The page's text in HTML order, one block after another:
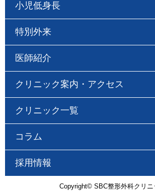
小児低身長
特別外来
医師紹介
クリニック案内・アクセス
クリニック一覧
コラム
採用情報
Copyright© SBC整形外科クリニ